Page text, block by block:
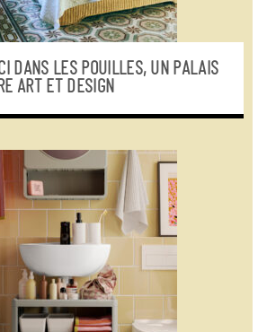
DANS LES POUILLES, UN PALAIS
ART ET DESIGN